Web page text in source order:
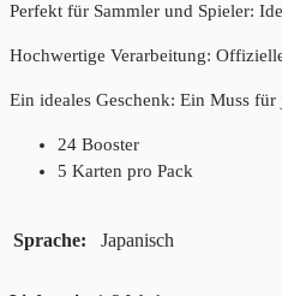
Perfekt für Sammler und Spieler:
Hochwertige Verarbeitung:
Ein ideales Geschenk: Ein Muss
24 Booster
5 Karten pro Pack
Sprache Japanisch